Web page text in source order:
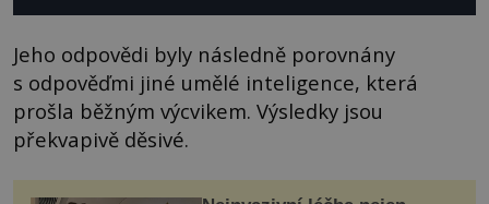
Jeho odpovědi byly následně porovnány
s odpověďmi jiné umělé inteligence, která
prošla běžným výcvikem. Výsledky jsou
překvapivě děsivé.